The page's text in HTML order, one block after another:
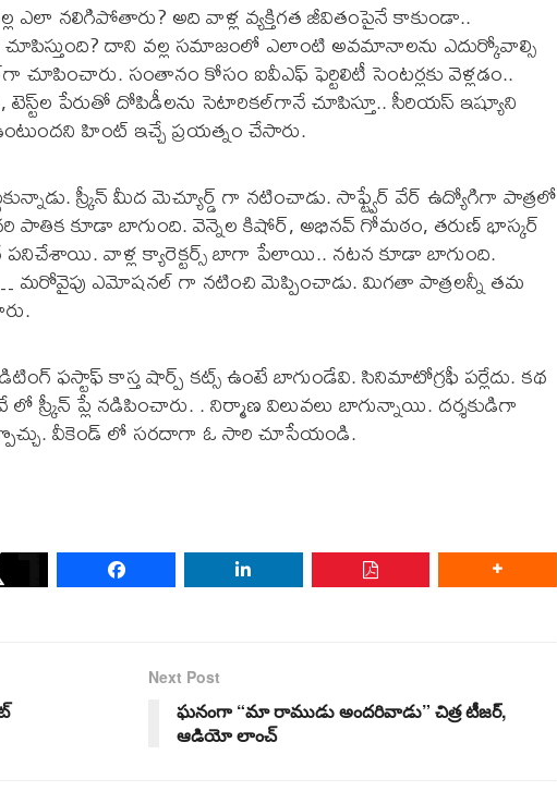
ఎలా నలిగిపోతారు? అది వాళ్ల వ్యక్తిగత జీవితంపైనే కాకుండా..
దాని వల్ల సమాజంలో ఎలాంటి అవమానాలను ఎదుర్కోవాల్సి
సంతానం కోసం ఐవీఎఫ్ ఫెర్టిలిటీ సెంటర్లకు వెళ్లడం..
టెస్ట్‌ల పేరుతో దోపిడీలను సెటారికల్‌గానే చూపిస్తూ.. సీరియస్ ఇష్యూని
హింట్ ఇచ్చే ప్రయత్నం చేసారు.
స్క్రీన్ మీద మెచ్యూర్డ్‌ గా నటించాడు. సాఫ్ట్వేర్ వేర్ ఉద్యోగిగా పాత్రలో
కూడా బాగుంది. వెన్నెల కిషోర్, అభినవ్ గోమఠం, తరుణ్ భాస్కర్
వాళ్ల క్యారెక్టర్స్ బాగా పేలాయి.. నటన కూడా బాగుంది.
మరోవైపు ఎమోషనల్ గా నటించి మెప్పించాడు. మిగతా పాత్రలన్నీ తమ
ఫస్టాఫ్ కాస్త షార్ప్ కట్స్ ఉంటే బాగుండేవి. సినిమాటోగ్రఫీ పర్లేదు. కథ
స్క్రీన్ ప్లే నడిపించారు. . నిర్మాణ విలువలు బాగున్నాయి. దర్శకుడిగా
వీకెండ్ లో సరదాగా ఓ సారి చూసేయండి.
Next Post
ఘనంగా “మా రాముడు అందరివాడు” చిత్ర టీజర్,
ఆడియో లాంచ్